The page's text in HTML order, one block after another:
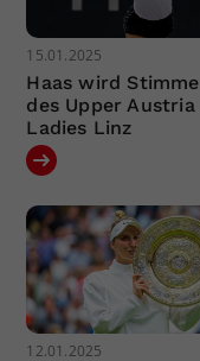
15.01.2025
Haas wird Stimme
des Upper Austria
Ladies Linz
12.01.2025